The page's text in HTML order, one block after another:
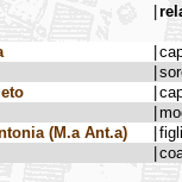
(M.a Ant.a)